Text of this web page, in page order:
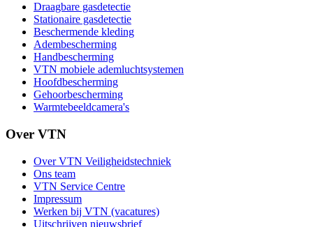
Draagbare gasdetectie
Stationaire gasdetectie
Beschermende kleding
Adembescherming
Handbescherming
VTN mobiele ademluchtsystemen
Hoofdbescherming
Gehoorbescherming
Warmtebeeldcamera's
Over VTN
Over VTN Veiligheidstechniek
Ons team
VTN Service Centre
Impressum
Werken bij VTN (vacatures)
Uitschrijven nieuwsbrief